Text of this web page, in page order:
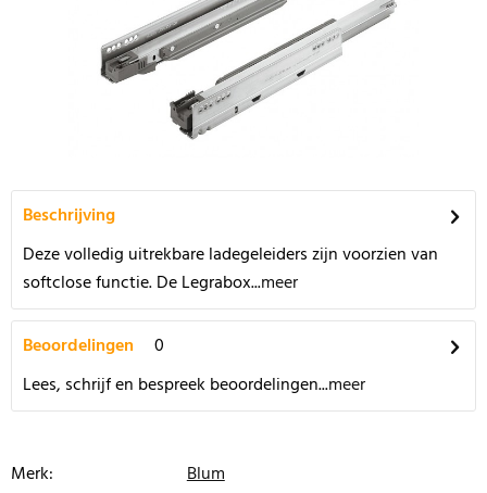
Beschrijving
Deze volledig uitrekbare ladegeleiders zijn voorzien van
softclose functie. De Legrabox...meer
Beoordelingen
0
Lees, schrijf en bespreek beoordelingen...meer
Merk:
Blum